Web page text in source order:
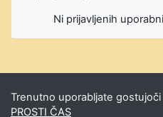
Ni prijavljenih
Trenutno uporabljate
PROSTI ČAS